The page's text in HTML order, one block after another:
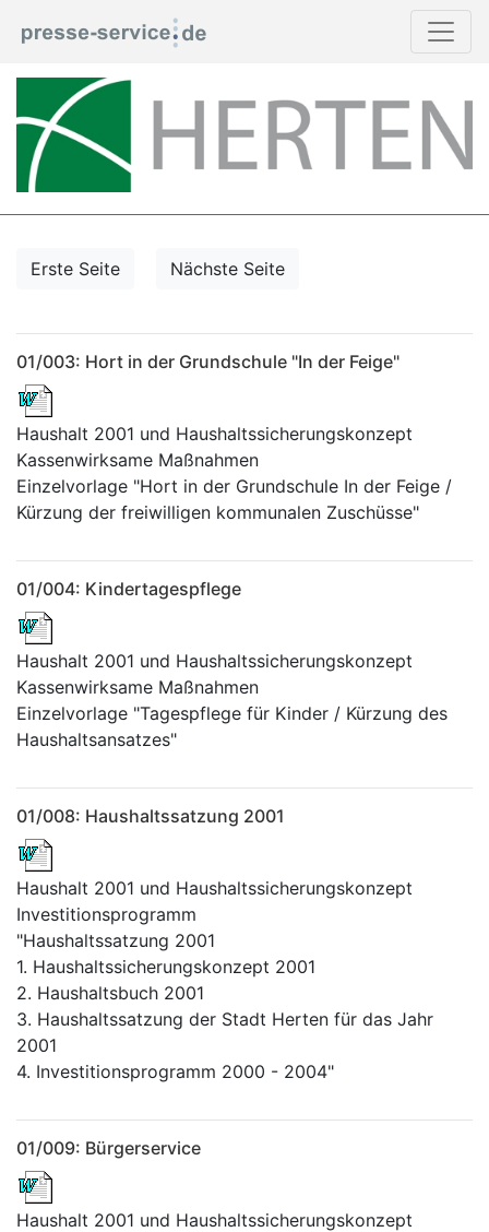
Erste Seite Nächste Seite
01/003: Hort in der Grundschule "In der Feige"
Haushalt 2001 und Haushaltssicherungskonzept
Kassenwirksame Maßnahmen
Einzelvorlage "Hort in der Grundschule In der Feige /
Kürzung der freiwilligen kommunalen Zuschüsse"
01/004: Kindertagespflege
Haushalt 2001 und Haushaltssicherungskonzept
Kassenwirksame Maßnahmen
Einzelvorlage "Tagespflege für Kinder / Kürzung des
Haushaltsansatzes"
01/008: Haushaltssatzung 2001
Haushalt 2001 und Haushaltssicherungskonzept
Investitionsprogramm
"Haushaltssatzung 2001
1. Haushaltssicherungskonzept 2001
2. Haushaltsbuch 2001
3. Haushaltssatzung der Stadt Herten für das Jahr
2001
4. Investitionsprogramm 2000 - 2004"
01/009: Bürgerservice
Haushalt 2001 und Haushaltssicherungskonzept